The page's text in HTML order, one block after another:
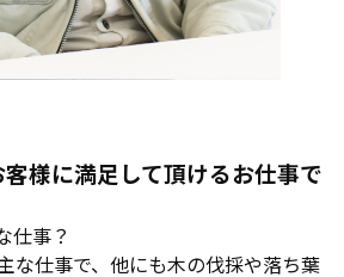
様に満足して頂けるお仕事で
仕事？
な仕事で、他にも木の伐採や落ち葉